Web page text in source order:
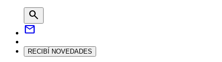
search
mail
RECIBÍ NOVEDADES